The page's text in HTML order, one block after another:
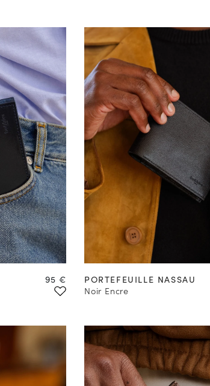
Prix
95 €
PORTEFEUILLE NASSAU
Noir Encre